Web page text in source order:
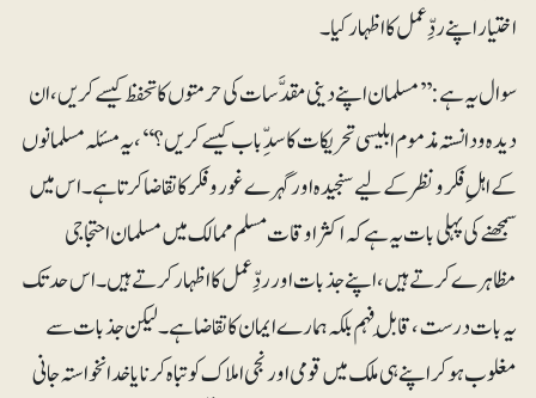
اختیار اپنے ردِّعمل کا اظہار کیا ۔
سوال یہ ہے :’’مسلمان اپنے دینی مقدَّسات کی حرمتوں کا تحفظ کیسے کریں، ان
دیدہ و دانستہ مذموم ابلیسی تحریکات کا سدِّباب کیسے کریں؟‘‘، یہ مسئلہ مسلمانوں
کے اہلِ فکر ونظر کے لیے سنجیدہ اور گہرے غوروفکر کا تقاضا کرتا ہے۔ اس میں
سمجھنے کی پہلی بات یہ ہے کہ اکثر اوقات مسلم ممالک میں مسلمان احتجاجی
مظاہرے کرتے ہیں،اپنے جذبات اور ردِّعمل کا اظہار کرتے ہیں۔ اس حد تک
یہ بات درست ، قابلِ فہم بلکہ ہمارے ایمان کا تقاضاہے ۔ لیکن جذبات سے
مغلوب ہوکر اپنے ہی ملک میں قومی اور نجی املاک کو تباہ کرنا یا خدانخواستہ جانی